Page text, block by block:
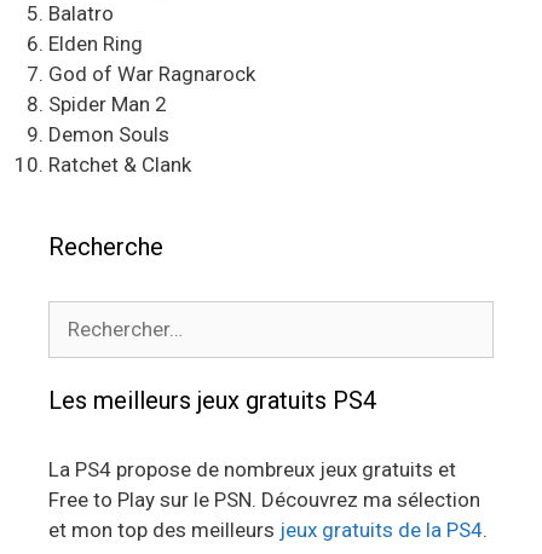
Balatro
Elden Ring
God of War Ragnarock
Spider Man 2
Demon Souls
Ratchet & Clank
Recherche
Les meilleurs jeux gratuits PS4
La PS4 propose de nombreux jeux gratuits et
Free to Play sur le PSN. Découvrez ma sélection
et mon top des meilleurs jeux gratuits de la PS4.